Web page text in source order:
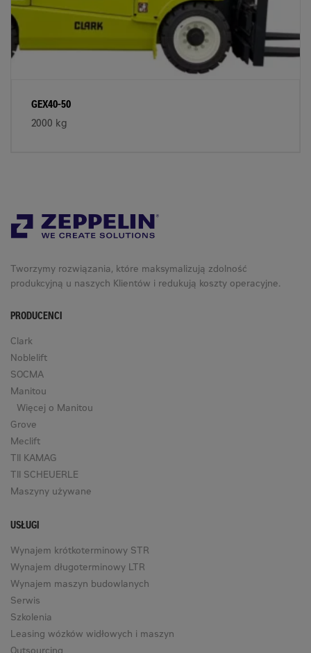
GEX40-50
2000 kg
Tworzymy rozwiązania, które maksymalizują zdolność
produkcyjną u naszych Klientów i redukują koszty operacyjne.
PRODUCENCI
Clark
Noblelift
SOCMA
Manitou
Więcej o Manitou
Grove
Meclift
TII KAMAG
TII SCHEUERLE
Maszyny używane
USŁUGI
Wynajem krótkoterminowy STR
Wynajem długoterminowy LTR
Wynajem maszyn budowlanych
Serwis
Szkolenia
Leasing wózków widłowych i maszyn